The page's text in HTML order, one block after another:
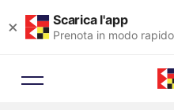
× Scarica l'app
Prenota in modo